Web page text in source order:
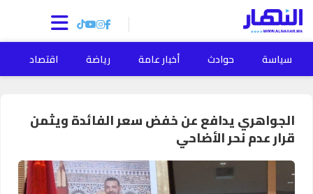
سياسة حوادث أخبار عامة رياضة اقتصاد
الجواهري يدافع عن خفض سعر الفائدة ويثمن
قرار عدم نحر الأضاحي